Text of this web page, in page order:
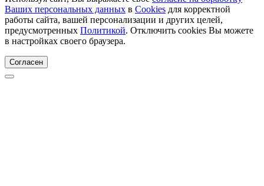
Ваших персональных данных в Cookies для корректной
работы сайта, вашей персонализации и других целей,
предусмотренных Политикой. Отключить cookies Вы можете
в настройках своего браузера.
Согласен